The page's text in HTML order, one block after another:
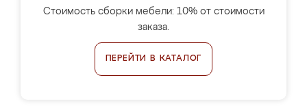
Стоимость сборки мебели: 10% от стоимости
заказа.
ПЕРЕЙТИ В КАТАЛОГ